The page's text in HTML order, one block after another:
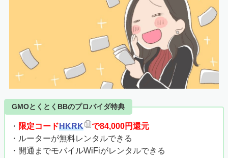
GMOとくとくBBのプロバイダ特典
・ 限定コードHKRK
で84,000円還元
・ルーターが無料レンタルできる
・開通までモバイルWiFiがレンタルできる